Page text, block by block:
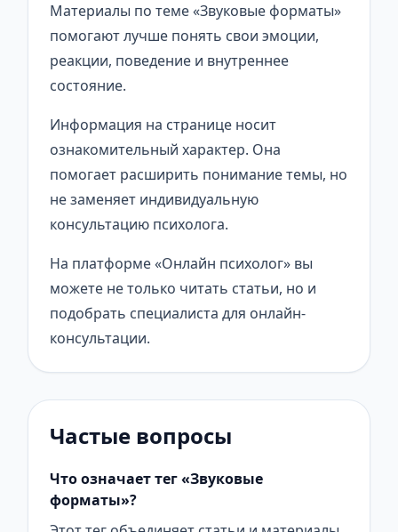
Материалы по теме «Звуковые форматы»
помогают лучше понять свои эмоции,
реакции, поведение и внутреннее
состояние.
Информация на странице носит
ознакомительный характер. Она
помогает расширить понимание темы, но
не заменяет индивидуальную
консультацию психолога.
На платформе «Онлайн психолог» вы
можете не только читать статьи, но и
подобрать специалиста для онлайн-
консультации.
Частые вопросы
Что означает тег «Звуковые
форматы»?